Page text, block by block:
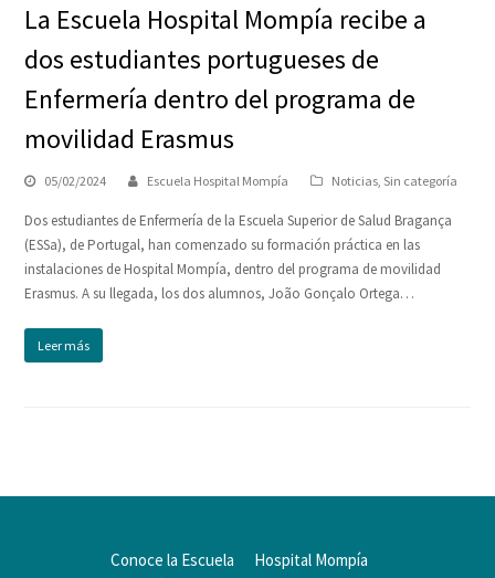
La Escuela Hospital Mompía recibe a
dos estudiantes portugueses de
Enfermería dentro del programa de
movilidad Erasmus
05/02/2024 Escuela Hospital Mompía Noticias ,Sin categoría
Dos estudiantes de Enfermería de la Escuela Superior de Salud Bragança
(ESSa), de Portugal, han comenzado su formación práctica en las
instalaciones de Hospital Mompía, dentro del programa de movilidad
Erasmus. A su llegada, los dos alumnos, João Gonçalo Ortega…
Leer más
Conoce la Escuela
Hospital Mompía